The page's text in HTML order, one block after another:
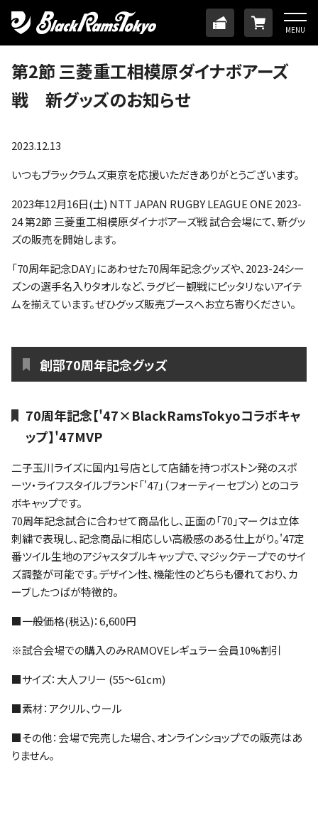
MENU
TICKET
HOME
チーム
メンバー
アカデミー
SDGs・ホームタウン
パートナー
第2節 三菱重工相模原ダイナボアーズ
戦 新グッズのお知らせ
2023.12.13
いつもブラックラムズ東京を応援いただきありがとうございます。
2023年12月16日(土) NTT JAPAN RUGBY LEAGUE ONE 2023-
24 第2節 三菱重工相模原ダイナボアーズ戦 試合会場にて、新グッ
ズの販売を開始します。
「70周年記念DAY」にあわせた70周年記念グッズや、2023-24シー
ズンの選手名入りタオルなど、ラグビー観戦にピッタリないアイテ
ムを揃えています。ぜひグッズ販売ブースへお立ち寄りください。
創部70周年記念グッズ
70周年記念【'47×BlackRamsTokyoコラボキャ
ップ】'47MVP
二子玉川ライズに国内1号店として店舗を持つボストン発のスポ
ーツ・ライフスタイルブランド「'47」（フォーティーセブン）とのコラ
ボキャップです。
70周年記念試合に合わせて商品化し、正面の「70」マークは立体
刺繍で表現し、記念商品に相応しい高級感のある仕上がり。'47定
番ツイル生地のアジャスタブルキャップで、マジックテープでのサイ
ズ調整が可能です。デザイン性、機能性のどちらも優れており、カ
ーブしたつばが特徴的。
■一般価格(税込)：6,600円
※試合会場での購入のみRAMOVEレギュラー会員10%割引
■サイズ：大人フリー (55～61cm)
■素材：アクリル、ウール
■その他：会場で完売した場合、オンラインショップでの販売はあ
りません。